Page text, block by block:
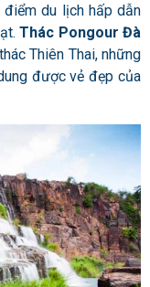
điểm du lịch hấp dẫn
Thác Pongour Đà
Thiên Thai, những
được vẻ đẹp của